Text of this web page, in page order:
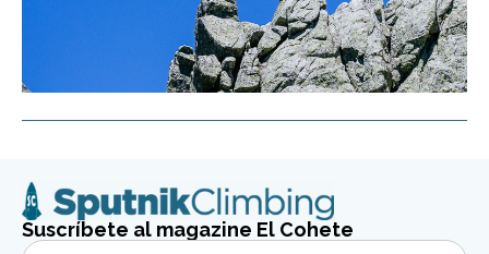
Suscríbete al magazine El Cohete